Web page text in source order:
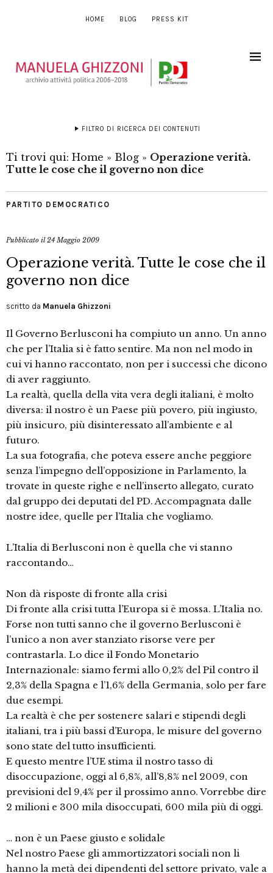
HOME BLOG PRESS KIT
FILTRO DI RICERCA DEI CONTENUTI
Ti trovi qui: Home » Blog » Operazione verità.
Tutte le cose che il governo non dice
PARTITO DEMOCRATICO
Pubblicato il24 Maggio 2009
Operazione verità. Tutte le cose che il
governo non dice
scritto da Manuela Ghizzoni
Il Governo Berlusconi ha compiuto un anno. Un anno
che per l’Italia si è fatto sentire. Ma non nel modo in
cui vi hanno raccontato, non per i successi che dicono
di aver raggiunto.
La realtà, quella della vita vera degli italiani, è molto
diversa: il nostro è un Paese più povero, più ingiusto,
più insicuro, più disinteressato all’ambiente e al
futuro.
La sua fotografia, che poteva essere anche peggiore
senza l’impegno dell’opposizione in Parlamento, la
trovate in queste righe e nell’inserto allegato, curato
dal gruppo dei deputati del PD. Accompagnata dalle
nostre idee, quelle per l’Italia che vogliamo.
L’Italia di Berlusconi non è quella che vi stanno
raccontando…
Non dà risposte di fronte alla crisi
Di fronte alla crisi tutta l’Europa si è mossa. L’Italia no.
Forse non tutti sanno che il governo Berlusconi è
l’unico a non aver stanziato risorse vere per
contrastarla. Lo dice il Fondo Monetario
Internazionale: siamo fermi allo 0,2% del Pil contro il
2,3% della Spagna e l’1,6% della Germania, solo per fare
due esempi.
La realtà è che per sostenere salari e stipendi degli
italiani, tra i più bassi d’Europa, le misure del governo
sono state del tutto insufficienti.
E questo mentre l’UE stima il nostro tasso di
disoccupazione, oggi al 6,8%, all’8,8% nel 2009, con
previsioni del 9,4% per il prossimo anno. Vorrebbe dire
2 milioni e 300 mila disoccupati, 600 mila più di oggi.
… non è un Paese giusto e solidale
Nel nostro Paese gli ammortizzatori sociali non li
hanno la metà dei dipendenti del settore privato, vale a